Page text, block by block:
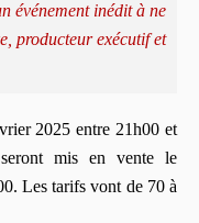
événement inédit à ne
producteur exécutif et
2025 entre 21h00 et
mis en vente le
Les tarifs vont de 70 à